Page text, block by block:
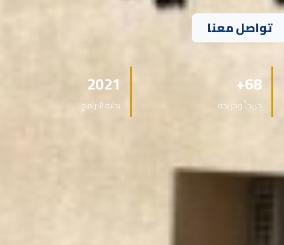
تواصل معنا
68+
خريجاً وخريجة
2021
بداية البرامج